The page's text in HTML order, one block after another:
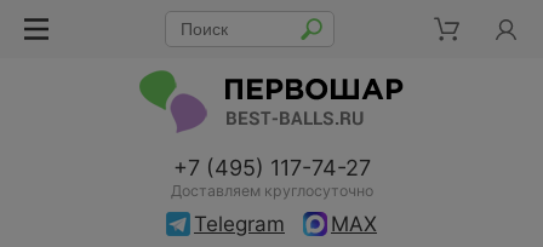
+7 (495) 117-74-27
Доставляем круглосуточно
Telegram MAX